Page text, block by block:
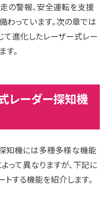
の警報、安全運転を支援
っています。次の章では
進化したレーザー式レー
。
レーダー探知機
知機には多種多様な機能
って異なりますが、下記に
する機能を紹介します。